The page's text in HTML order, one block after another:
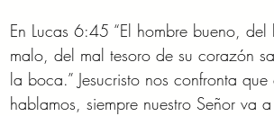
En Lucas 6:45 “El hombre bueno,
malo, del mal tesoro de su corazón
la boca.” Jesucristo nos confronta
hablamos, siempre nuestro Señor va